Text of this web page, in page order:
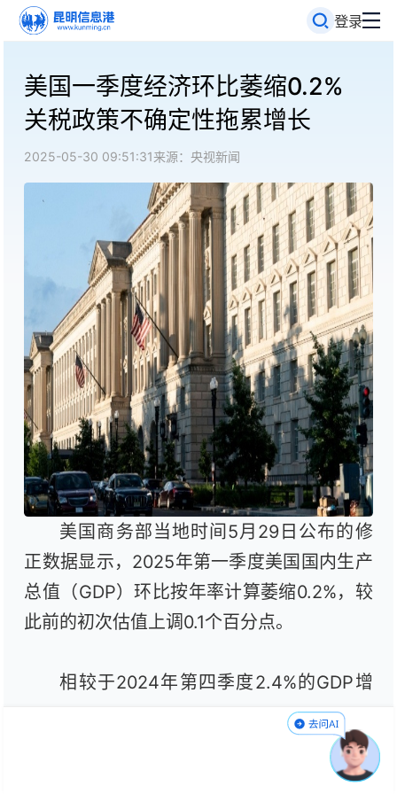
登录
美国一季度经济环比萎缩0.2%
关税政策不确定性拖累增长
2025-05-30 09:51:31来源：央视新闻
美国商务部当地时间5月29日公布的修
正数据显示，2025年第一季度美国国内生产
总值（GDP）环比按年率计算萎缩0.2%，较
此前的初次估值上调0.1个百分点。
相较于2024年第四季度2.4%的GDP增
速，此次数据变化凸显美国政府关税政策引
发的不确定性持续上升，导致企业与消费者